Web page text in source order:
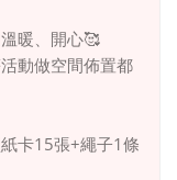
暖、開心🥰
動做空間佈置都
卡15張+繩子1條